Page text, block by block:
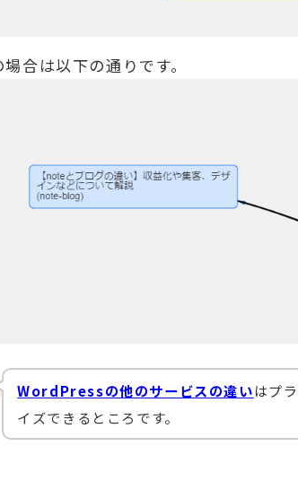
合は以下の通りです。
WordPressの他のサービスの違いはプ
イズできるところです。